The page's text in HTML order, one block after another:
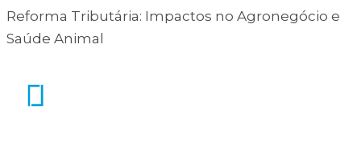
Reforma Tributária: Impactos no Agronegócio e
Saúde Animal